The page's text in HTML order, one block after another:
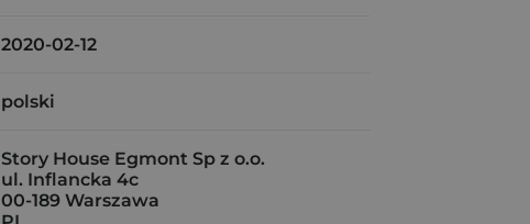
2020-02-12
polski
Story House Egmont Sp z o.o.
ul. Inflancka 4c
00-189 Warszawa